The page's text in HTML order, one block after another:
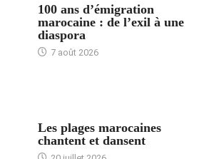
100 ans d’émigration
marocaine : de l’exil à une
diaspora
7 août 2026
Les plages marocaines
chantent et dansent